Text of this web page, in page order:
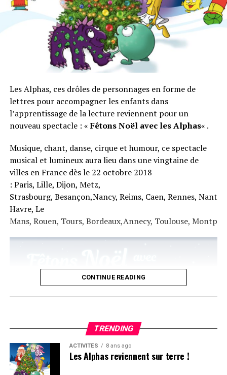
dimanches, de 11h à 19h.
Date : du 20 septembre 2018 au 20 janvier 2019.
Les Alphas, ces drôles de personnages en forme de
lettres pour accompagner les enfants dans
l’apprentissage de la lecture reviennent pour un
nouveau spectacle : «Fêtons Noël avec les Alphas« .
Musique, chant, danse, cirque et humour, ce spectacle
musical et lumineux aura lieu dans une vingtaine de
villes en France dès le 22 octobre 2018
: Paris, Lille, Dijon, Metz,
Strasbourg, Besançon,Nancy, Reims, Caen, Rennes,
Havre, Le
Mans, Rouen, Tours, Bordeaux,Annecy, Toulouse,
CONTINUE READING
TRENDING
ACTIVITÉS 8 ans ago
Les Alphas reviennent sur terre !